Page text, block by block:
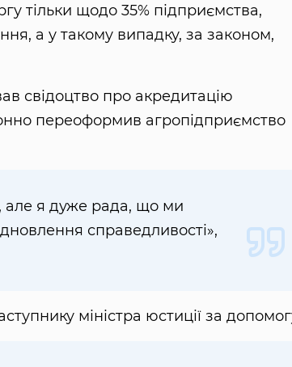
тільки щодо 35% підприємства,
а у такому випадку, за законом,
свідоцтво про акредитацію
переоформив агропідприємство
але я дуже рада, що ми
справедливості»,
міністра юстиції за